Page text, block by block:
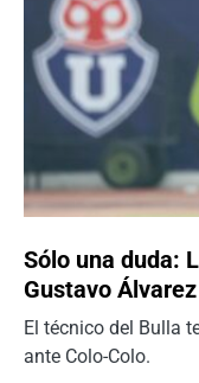
Sólo una duda:
Gustavo
El técnico del Bulla
ante Colo-Colo.